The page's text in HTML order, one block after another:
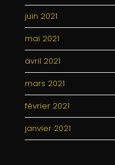
juin 2021
mai 2021
avril 2021
mars 2021
février 2021
janvier 2021